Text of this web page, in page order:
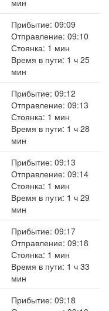
мин
Прибытие: 09:09
Отправление: 09:10
Стоянка: 1 мин
Время в пути: 1 ч 25
мин
Прибытие: 09:12
Отправление: 09:13
Стоянка: 1 мин
Время в пути: 1 ч 28
мин
Прибытие: 09:13
Отправление: 09:14
Стоянка: 1 мин
Время в пути: 1 ч 29
мин
Прибытие: 09:17
Отправление: 09:18
Стоянка: 1 мин
Время в пути: 1 ч 33
мин
Прибытие: 09:18